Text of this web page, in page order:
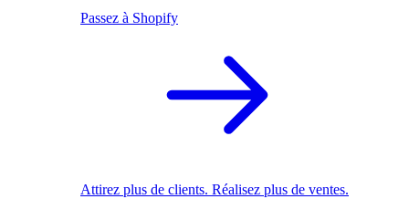
Passez à Shopify
Attirez plus de clients. Réalisez plus de ventes.